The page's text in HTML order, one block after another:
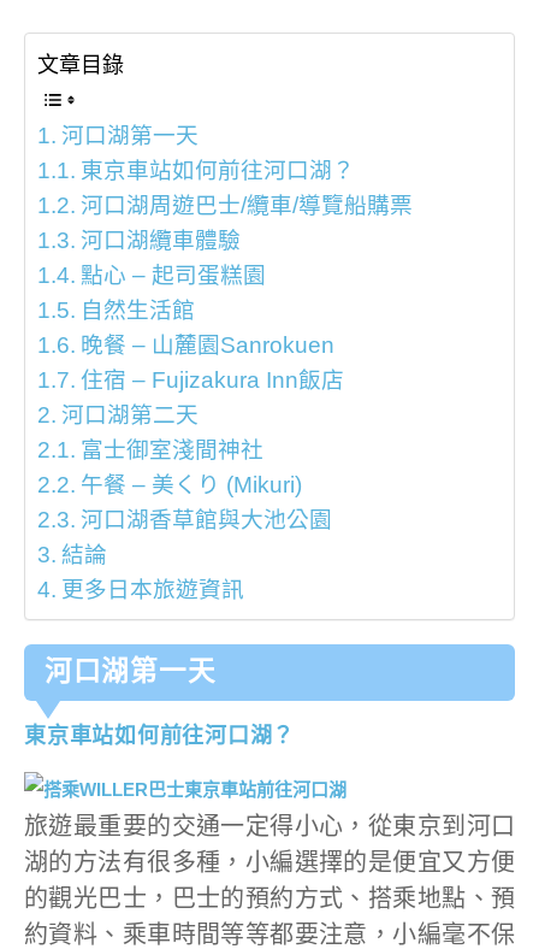
文章目錄
河口湖第一天
東京車站如何前往河口湖？
河口湖周遊巴士/纜車/導覽船購票
河口湖纜車體驗
點心 – 起司蛋糕園
自然生活館
晚餐 – 山麓園Sanrokuen
住宿 – Fujizakura Inn飯店
河口湖第二天
富士御室淺間神社
午餐 – 美くり (Mikuri)
河口湖香草館與大池公園
結論
更多日本旅遊資訊
河口湖第一天
東京車站如何前往河口湖？
旅遊最重要的交通一定得小心，從東京到河口
湖的方法有很多種，小編選擇的是便宜又方便
的觀光巴士，巴士的預約方式、搭乘地點、預
約資料、乘車時間等等都要注意，小編毫不保